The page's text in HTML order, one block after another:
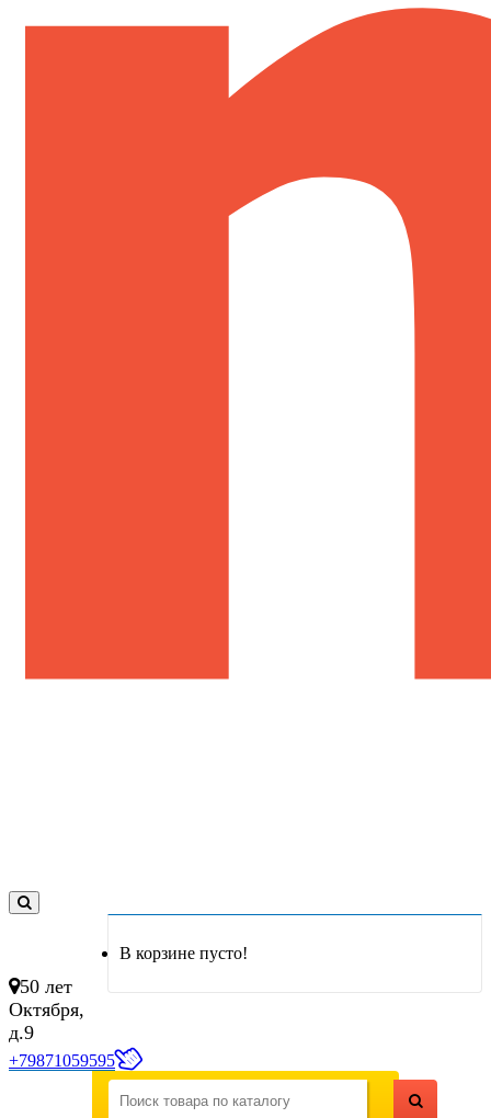
В корзине пусто!
50 лет
Октября,
д.9
+79871059595